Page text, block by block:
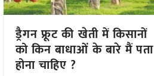
ड्रैगन फ्रूट की खेती में किसानों
को किन बाधाओं के बारे मैं पता
होना चाहिए ?